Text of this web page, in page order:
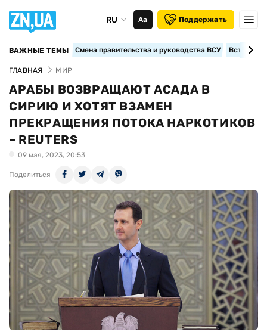
RU Аа Поддержать
ВАЖНЫЕ ТЕМЫ Смена правительства и руководства ВСУ
ГЛАВНАЯ МИР
АРАБЫ ВОЗВРАЩАЮТ АСАДА В
СИРИЮ И ХОТЯТ ВЗАМЕН
ПРЕКРАЩЕНИЯ ПОТОКА НАРКОТИКОВ
– REUTERS
09 мая, 2023, 20:53
Поделиться